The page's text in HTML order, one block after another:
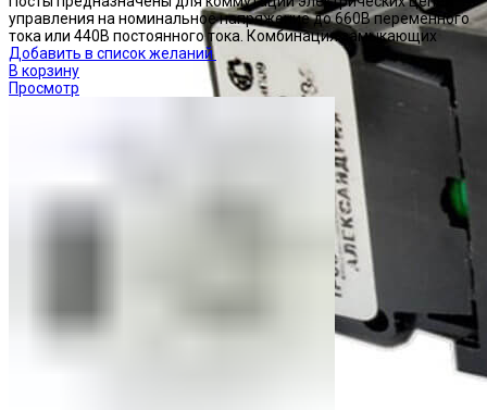
управления на номинальное напряжение до 660В переменного
тока или 440В постоянного тока. Комбинация замыкающих
Добавить в список желаний
В корзину
Просмотр